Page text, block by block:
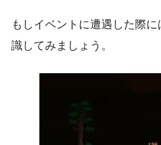
もしイベントに遭遇した際
識してみましょう。